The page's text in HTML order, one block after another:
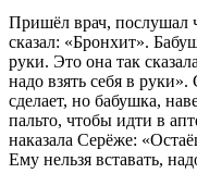
Пришёл врач, послушал
сказал: «Бронхит».
руки. Это она так
надо взять себя в
сделает, но бабушка,
пальто, чтобы идти в
наказала Серёже:
Ему нельзя вставать,